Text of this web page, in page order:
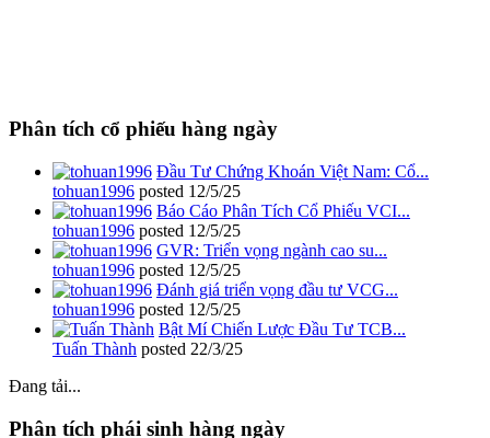
Phân tích cổ phiếu hàng ngày
Đầu Tư Chứng Khoán Việt Nam: Cổ...
tohuan1996 posted 12/5/25
Báo Cáo Phân Tích Cổ Phiếu VCI...
tohuan1996 posted 12/5/25
GVR: Triển vọng ngành cao su...
tohuan1996 posted 12/5/25
Đánh giá triển vọng đầu tư VCG...
tohuan1996 posted 12/5/25
Bật Mí Chiến Lược Đầu Tư TCB...
Tuấn Thành posted 22/3/25
Đang tải...
Phân tích phái sinh hàng ngày